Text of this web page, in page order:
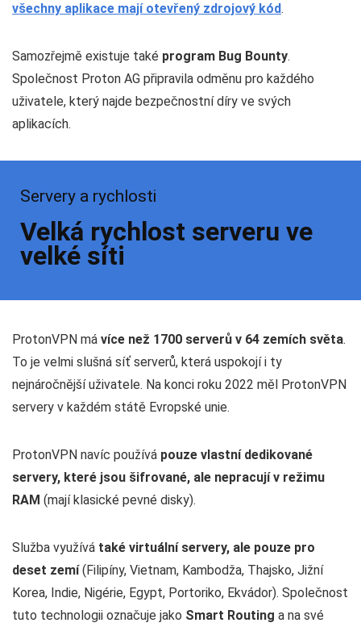
všechny aplikace mají otevřený zdrojový kód.
Samozřejmě existuje také program Bug Bounty.
Společnost Proton AG připravila odměnu pro každého
uživatele, který najde bezpečnostní díry ve svých
aplikacích.
Servery a rychlosti
Velká rychlost serveru ve
velké síti
ProtonVPN má více než 1700 serverů v 64 zemích světa.
To je velmi slušná síť serverů, která uspokojí i ty
nejnáročnější uživatele. Na konci roku 2022 měl ProtonVPN
servery v každém státě Evropské unie.
ProtonVPN navíc používá pouze vlastní dedikované
servery, které jsou šifrované, ale nepracují v režimu
RAM (mají klasické pevné disky).
Služba využívá také virtuální servery, ale pouze pro
deset zemí(Filipíny, Vietnam, Kambodža, Thajsko, Jižní
Korea, Indie, Nigérie, Egypt, Portoriko, Ekvádor). Společnost
tuto technologii označuje jako Smart Routing a na své